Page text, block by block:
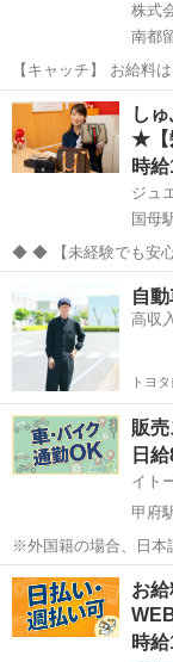
株式
南都
【キャッチ】 お給料
OK！「ゴルフ場のフ
代～40代のスタッフが多数活躍中★ 【コ
しの方必見！ 「...
山梨 南都留郡
し
★【
時
国母
◆ ◆ 【未経験でも安心！】 ジュエルカフェは約300店舗を展開する業
界大手企業です。アル
等の制度もしっかり整
し、常に働きやすい環
中巨摩郡
自
高収
トヨ
販
日
イト
甲府
※外国籍の場合、日本
す。 (Foreign
equivalent to or...
山梨 中巨摩郡
お
時